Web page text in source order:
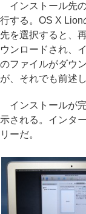
インストール先
行する。OS X
先を選択すると、
ウンロードされ、
のファイルがダウ
が、それでも前述
インストールが
示される。インタ
リーだ。